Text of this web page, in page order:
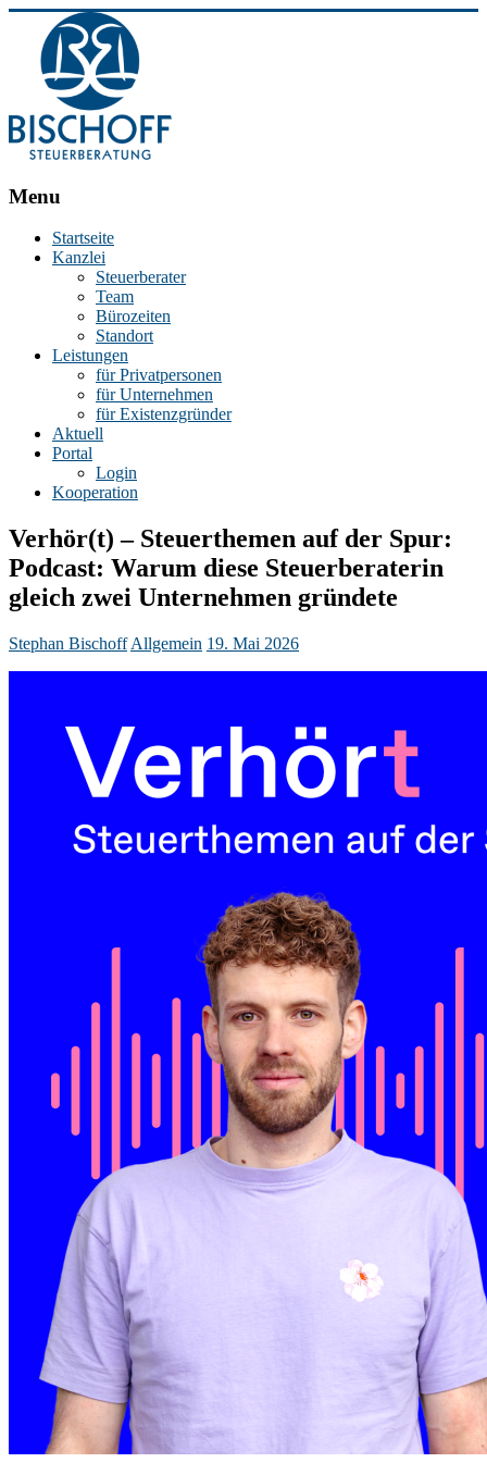
BISCHOFF
Stephan
Steuerberater
Essen
Menu
Startseite
Kanzlei
Steuerberater
Team
Bürozeiten
Standort
Leistungen
für Privatpersonen
für Unternehmen
für Existenzgründer
Aktuell
Portal
Login
Kooperation
Verhör(t) – Steuerthemen auf der Spur:
Podcast: Warum diese Steuerberaterin
gleich zwei Unternehmen gründete
Stephan Bischoff Allgemein 19. Mai 2026